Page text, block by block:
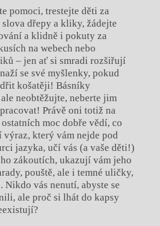
pomoci, trestejte děti za
slova dřepy a kliky, žádejte
a klidně i pokuty za
na webech nebo
– jen ať si smradi rozšiřují
se své myšlenky, pokud
košatěji! Básníky
neobtěžujte, neberte jim
Právě oni totiž na
moc dobře vědí, co
který vám nejde pod
jazyka, učí vás (a vaše děti!)
zákoutích, ukazují vám jeho
pouště, ale i temné uličky,
Nikdo vás nenutí, abyste se
ale proč si lhát do kapsy